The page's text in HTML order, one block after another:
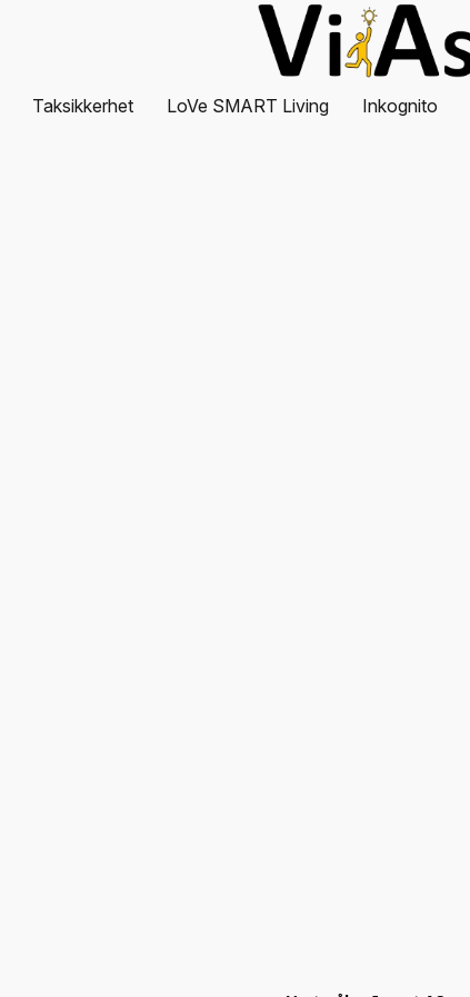
Taksikkerhet LoVe SMART Living Inkognito